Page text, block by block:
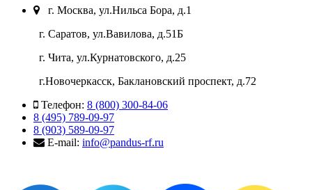
г. Москва, ул.Нильса Бора, д.1
г. Саратов, ул.Вавилова, д.51Б
г. Чита, ул.Курнатовского, д.25
г.Новочеркасск, Баклановский проспект, д.72
Телефон: 8 (800) 300-84-06
8 (495) 789-09-97
8 (903) 589-09-97
E-mail: info@pandus-rf.ru